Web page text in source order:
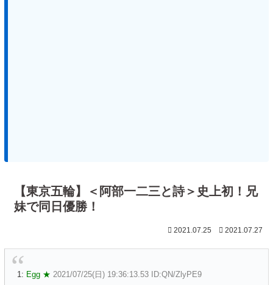
【東京五輪】＜阿部一二三と詩＞史上初！兄
妹で同日優勝！
2021.07.25 2021.07.27
1: Egg ★ 2021/07/25(日) 19:36:13.53 ID:QN/ZlyPE9